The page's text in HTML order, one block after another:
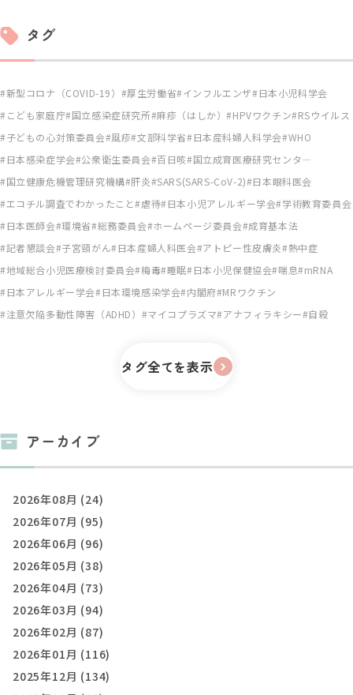
タグ
新型コロナ（COVID-19） 厚生労働省 インフルエンザ 日本小児科学会
こども家庭庁 国立感染症研究所 麻疹（はしか） HPVワクチン RSウイルス
子どもの心対策委員会 風疹 文部科学省 日本産科婦人科学会 WHO
日本感染症学会 公衆衛生委員会 百日咳 国立成育医療研究センタ―
国立健康危機管理研究機構 肝炎 SARS(SARS-CoV-2)
日本眼科医会
エコチル調査でわかったこと 虐待 日本小児アレルギー学会 学術教育委員会
日本医師会 環境省 総務委員会 ホームページ委員会 成育基本法
記者懇談会 子宮頸がん 日本産婦人科医会 アトピー性皮膚炎 熱中症
地域総合小児医療検討委員会 梅毒 睡眠 日本小児保健協会 喘息 mRNA
日本アレルギー学会 日本環境感染学会 内閣府 MRワクチン
注意欠陥多動性障害（ADHD）
マイコプラズマ アナフィラキシー 自殺
タグ全てを表示
アーカイブ
2026年08月 (24)
2026年07月 (95)
2026年06月 (96)
2026年05月 (38)
2026年04月 (73)
2026年03月 (94)
2026年02月 (87)
2026年01月 (116)
2025年12月 (134)